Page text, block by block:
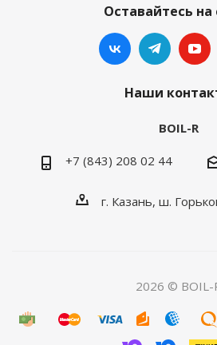
Оставайтесь на
Наши
BOIL-R
+7 (843) 208 02 44
г. Казань, ш.
2026 © BOIL-